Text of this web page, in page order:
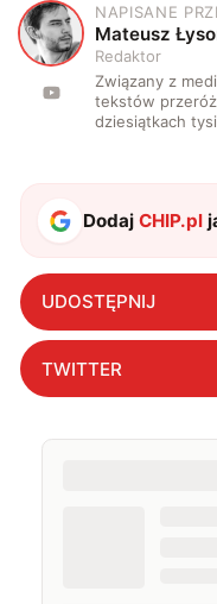
M
NAPISANE
Mateusz
Redaktor
Związany z
tekstów
dziesiątkach
DodajCHIP.pl
UDOSTĘPNIJ
TWITTER